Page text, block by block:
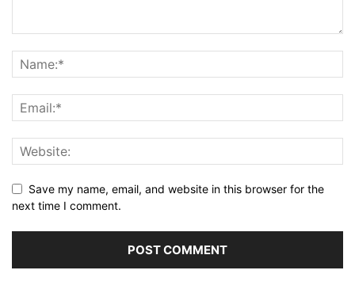
Save my name, email, and website in this browser for the
next time I comment.